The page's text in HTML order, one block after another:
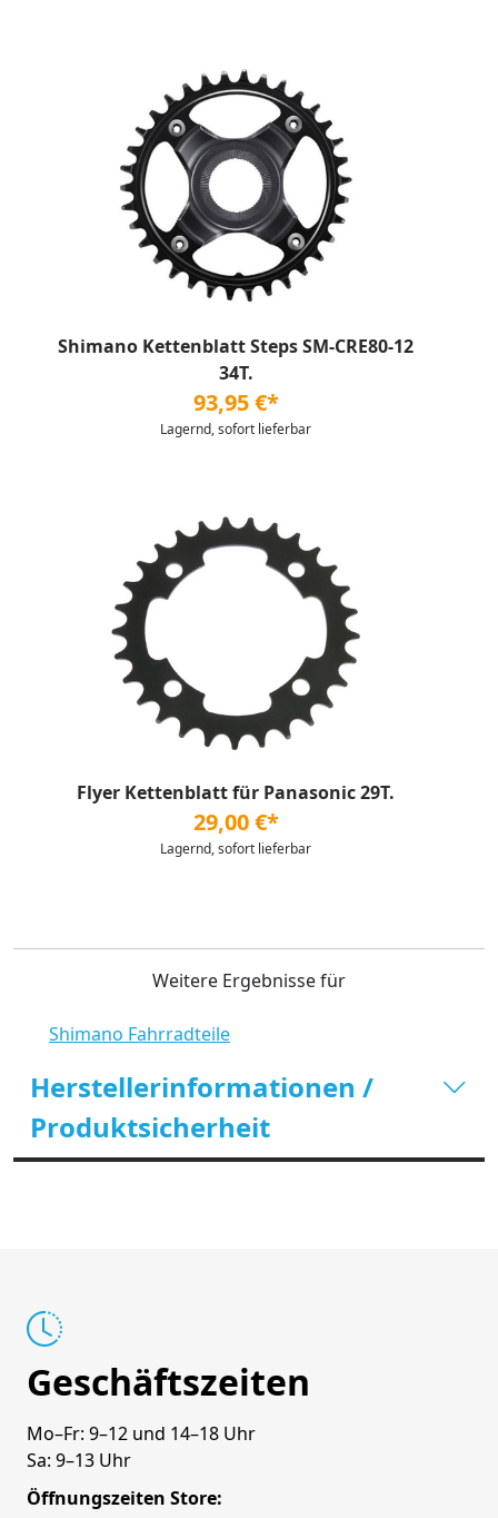
Shimano Kettenblatt Steps SM-CRE80-12
34T.
93,95 €*
Lagernd, sofort lieferbar
Flyer Kettenblatt für Panasonic 29T.
29,00 €*
Lagernd, sofort lieferbar
Weitere Ergebnisse für
Shimano Fahrradteile
Herstellerinformationen /
Produktsicherheit
Geschäftszeiten
Mo–Fr: 9–12 und 14–18 Uhr
Sa: 9–13 Uhr
Öffnungszeiten Store: